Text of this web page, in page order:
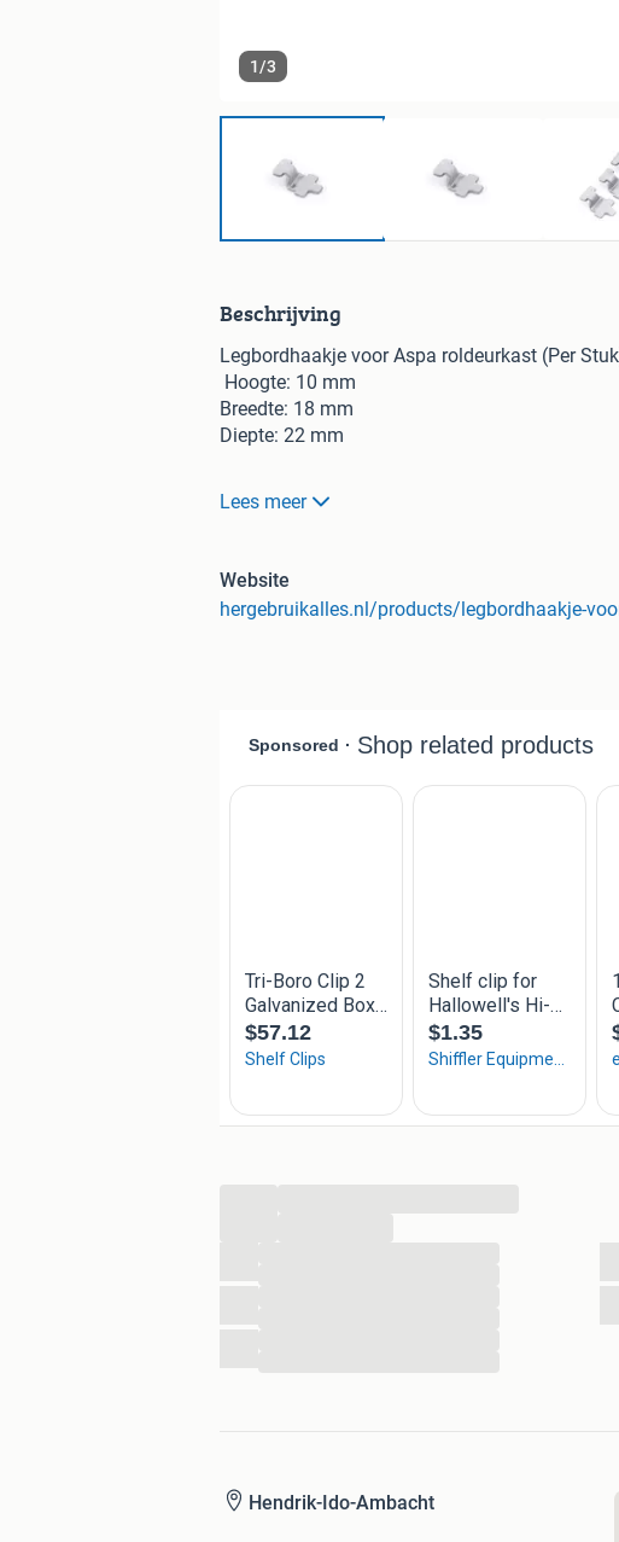
1/3
Beschrijving
Legbordhaakje voor Aspa roldeurkast (Per
Hoogte: 10 mm
Breedte: 18 mm
Diepte: 22 mm
Alle prijzen zijn inclusief btw
Alle producten zijn te bekijken in ons
Per pin of contant (alleen mogelijk bij
KvK-nummer: 63507439
Btw-nummer: NL855266120B01
Lees meer
Website
hergebruikalles.nl/products/legbordhaakje-
Hendrik-Ido-Ambacht